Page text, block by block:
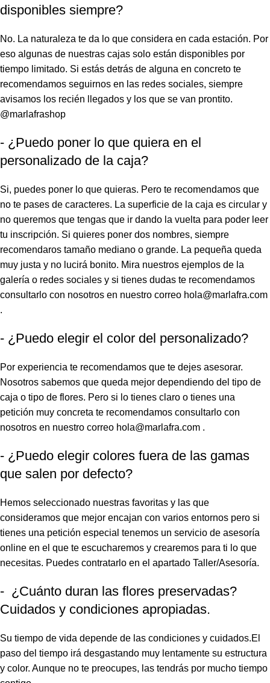
disponibles siempre?
No. La naturaleza te da lo que considera en cada estación. Por
eso algunas de nuestras cajas solo están disponibles por
tiempo limitado. Si estás detrás de alguna en concreto te
recomendamos seguirnos en las redes sociales, siempre
avisamos los recién llegados y los que se van prontito.
@marlafrashop
- ¿Puedo poner lo que quiera en el
personalizado de la caja?
Si, puedes poner lo que quieras. Pero te recomendamos que
no te pases de caracteres. La superficie de la caja es circular y
no queremos que tengas que ir dando la vuelta para poder leer
tu inscripción. Si quieres poner dos nombres, siempre
recomendaros tamaño mediano o grande. La pequeña queda
muy justa y no lucirá bonito. Mira nuestros ejemplos de la
galería o redes sociales y si tienes dudas te recomendamos
consultarlo con nosotros en nuestro correo hola@marlafra.com
.
- ¿Puedo elegir el color del personalizado?
Por experiencia te recomendamos que te dejes asesorar.
Nosotros sabemos que queda mejor dependiendo del tipo de
caja o tipo de flores. Pero si lo tienes claro o tienes una
petición muy concreta te recomendamos consultarlo con
nosotros en nuestro correo hola@marlafra.com .
- ¿Puedo elegir colores fuera de las gamas
que salen por defecto?
Hemos seleccionado nuestras favoritas y las que
consideramos que mejor encajan con varios entornos pero si
tienes una petición especial tenemos un servicio de asesoría
online en el que te escucharemos y crearemos para ti lo que
necesitas. Puedes contratarlo en el apartado Taller/Asesoría.
- ¿Cuánto duran las flores preservadas?
Cuidados y condiciones apropiadas.
Su tiempo de vida depende de las condiciones y cuidados.El
paso del tiempo irá desgastando muy lentamente su estructura
y color. Aunque no te preocupes, las tendrás por mucho tiempo